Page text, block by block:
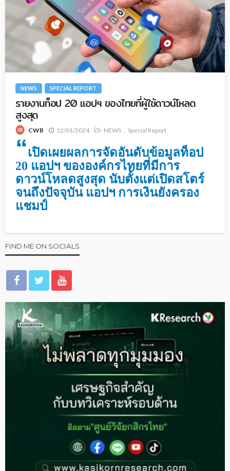
NEWS SPECIAL REPORT
รายงานท็อป 20 แอปฯ ของไทยที่ผู้ใช้ดาวน์โหลด
สูงสุด
CWB 12/01/2024 NEWS Special Report
“เปิดเผยผลการจัดอันดับข้อมูลท็อป
20 แอปฯ ขององค์กรไทยที่มีการ
ดาวน์โหลดสูงสุด นับตั้งแต่เปิดสโตร์
จนถึงปัจจุบัน แอปฯ การเงินยังครอง
แชมป์
FIND ME ON SOCIALS